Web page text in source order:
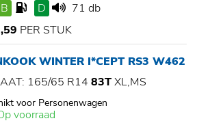
B
D
71 db
PER STUK
WINTER I*CEPT RS3 W462
165/65 R14 83TXL,MS
voor Personenwagen
voorraad